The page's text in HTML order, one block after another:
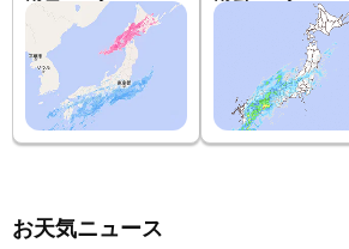
お天気ニュース